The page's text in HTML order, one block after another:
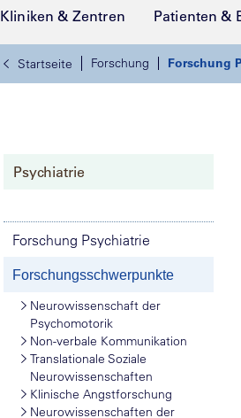
Kliniken & Zentren Patienten &
Startseite Forschung Forschung
Psychiatrie
Forschung Psychiatrie
Forschungsschwerpunkte
Neurowissenschaft der
Psychomotorik
Non-verbale Kommunikation
Translationale Soziale
Neurowissenschaften
Klinische Angstforschung
Neurowissenschaften der